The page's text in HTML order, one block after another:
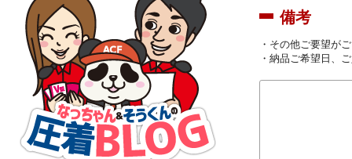
備考
・その他ご要望が
・納品ご希望日、